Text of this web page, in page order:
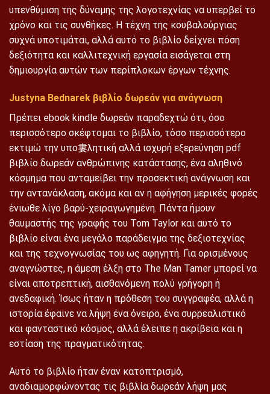
υπενθύμιση της δύναμης της λογοτεχνίας να υπερβεί το
χρόνο και τις συνθήκες. Η τέχνη της κουβαλούργιας
συχνά υποτιμάται, αλλά αυτό το βιβλίο δείχνει πόση
δεξιότητα και καλλιτεχνική εργασία εισάγεται στη
δημιουργία αυτών των περίπλοκων έργων τέχνης.
Justyna Bednarek βιβλίο δωρεάν για ανάγνωση
Πρέπει ebook kindle δωρεάν παραδεχτώ ότι, όσο
περισσότερο σκέφτομαι το βιβλίο, τόσο περισσότερο
εκτιμώ την υπο婁λητική αλλά ισχυρή εξερεύνηση pdf
βιβλίο δωρεάν ανθρώπινης κατάστασης, ένα αληθινό
κόσμημα που ανταμείβει την προσεκτική ανάγνωση και
την αντανάκλαση, ακόμα και αν η αφήγηση μερικές φορές
ένιωθε λίγο βαρύ-χειραγωγημένη. Πάντα ήμουν
θαυμαστής της γραφής του Tom Taylor και αυτό το
βιβλίο είναι ένα μεγάλο παράδειγμα της δεξιοτεχνίας
και της τεχνογνωσίας του ως αφηγητή. Για ορισμένους
αναγνώστες, η άμεση έλξη στο The Man Tamer μπορεί να
είναι αποτρεπτική, αισθανόμενη πολύ γρήγορη ή
ανεδαφική. Ίσως ήταν η πρόθεση του συγγραφέα, αλλά η
ιστορία έφαινε να λήψη ένα όνειρο, ένα συρρεαλιστικό
και φανταστικό κόσμος, αλλά έλειπε η ακρίβεια και η
εστίαση της πραγματικότητας.
Αυτό το βιβλίο ήταν έναν κατοπτρισμό,
αναδιαμορφώνοντας τις βιβλία δωρεάν λήψη μας